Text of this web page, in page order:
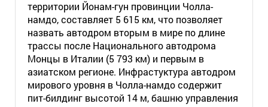
территории Йонам-гун провинции Чолла-
намдо, составляет 5 615 км, что позволяет
назвать автодром вторым в мире по длине
трассы после Национального автодрома
Монцы в Италии (5 793 км) и первым в
азиатском регионе. Инфрастуктура автодром
мирового уровня в Чолла-намдо содержит
пит-билдинг высотой 14 м, башню управления